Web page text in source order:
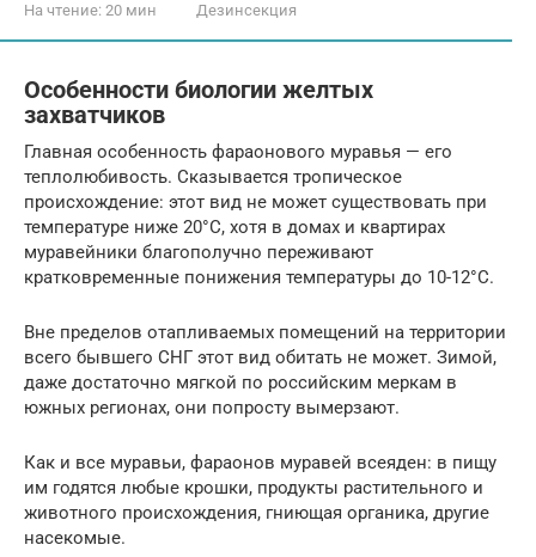
На чтение: 20 мин Дезинсекция
Особенности биологии желтых
захватчиков
Главная особенность фараонового муравья — его
теплолюбивость. Сказывается тропическое
происхождение: этот вид не может существовать при
температуре ниже 20°С, хотя в домах и квартирах
муравейники благополучно переживают
кратковременные понижения температуры до 10-12°С.
Вне пределов отапливаемых помещений на территории
всего бывшего СНГ этот вид обитать не может. Зимой,
даже достаточно мягкой по российским меркам в
южных регионах, они попросту вымерзают.
Как и все муравьи, фараонов муравей всеяден: в пищу
им годятся любые крошки, продукты растительного и
животного происхождения, гниющая органика, другие
насекомые.